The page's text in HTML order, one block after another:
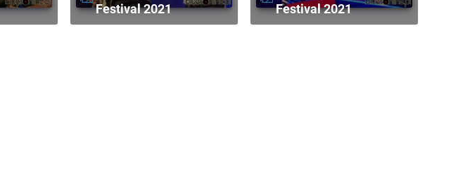
Festival 2021
Festival 2021